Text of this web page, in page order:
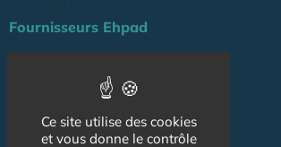
Fournisseurs Ehpad
Réglementation
OutilsCe site utilise des cookies
et vous donne le contrôle